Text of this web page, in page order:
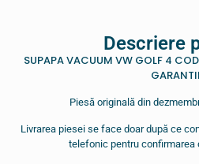
Descriere
SUPAPA VACUUM VW GOLF 4
Piesă originală din
Livrarea piesei se face doar după ce
telefonic pentru confirmarea